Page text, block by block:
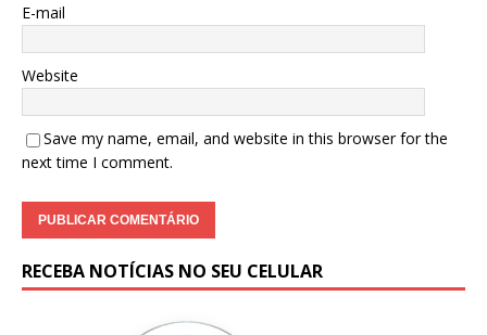
E-mail
Website
Save my name, email, and website in this browser for the
next time I comment.
RECEBA NOTÍCIAS NO SEU CELULAR